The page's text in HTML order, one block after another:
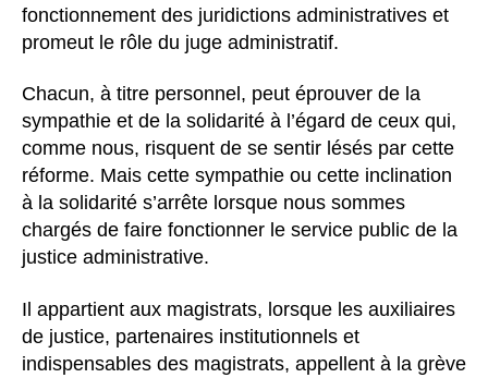
fonctionnement des juridictions administratives et
promeut le rôle du juge administratif.
Chacun, à titre personnel, peut éprouver de la
sympathie et de la solidarité à l’égard de ceux qui,
comme nous, risquent de se sentir lésés par cette
réforme. Mais cette sympathie ou cette inclination
à la solidarité s’arrête lorsque nous sommes
chargés de faire fonctionner le service public de la
justice administrative.
Il appartient aux magistrats, lorsque les auxiliaires
de justice, partenaires institutionnels et
indispensables des magistrats, appellent à la grève